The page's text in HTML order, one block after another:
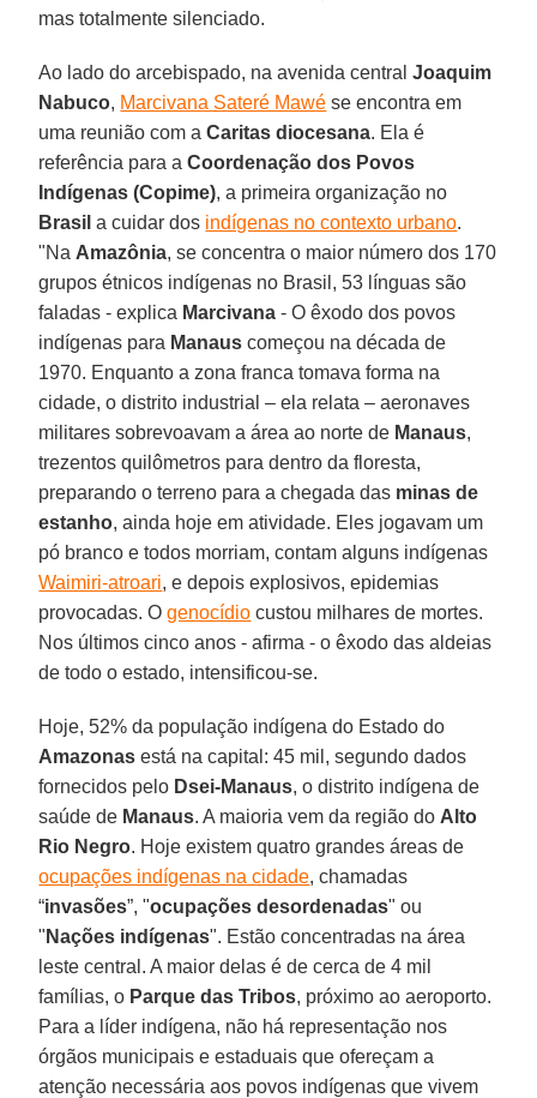
mas totalmente silenciado.
Ao lado do arcebispado, na avenida centralJoaquim
Nabuco, Marcivana Sateré Mawé se encontra em
uma reunião com aCaritas diocesana. Ela é
referência para aCoordenação dos Povos
Indígenas (Copime), a primeira organização no
Brasil a cuidar dos indígenas no contexto urbano.
"Na Amazônia, se concentra o maior número dos 170
grupos étnicos indígenas no Brasil, 53 línguas são
faladas - explica Marcivana - O êxodo dos povos
indígenas para Manaus começou na década de
1970. Enquanto a zona franca tomava forma na
cidade, o distrito industrial – ela relata – aeronaves
militares sobrevoavam a área ao norte de Manaus,
trezentos quilômetros para dentro da floresta,
preparando o terreno para a chegada das minas de
estanho, ainda hoje em atividade. Eles jogavam um
pó branco e todos morriam, contam alguns indígenas
Waimiri-atroari, e depois explosivos, epidemias
provocadas. Ogenocídio custou milhares de mortes.
Nos últimos cinco anos - afirma - o êxodo das aldeias
de todo o estado, intensificou-se.
Hoje, 52% da população indígena do Estado do
Amazonas está na capital: 45 mil, segundo dados
fornecidos pelo Dsei-Manaus, o distrito indígena de
saúde de Manaus. A maioria vem da região do Alto
Rio Negro. Hoje existem quatro grandes áreas de
ocupações indígenas na cidade, chamadas
“invasões”, "ocupações desordenadas" ou
" Nações indígenas". Estão concentradas na área
leste central. A maior delas é de cerca de 4 mil
famílias, o Parque das Tribos, próximo ao aeroporto.
Para a líder indígena, não há representação nos
órgãos municipais e estaduais que ofereçam a
atenção necessária aos povos indígenas que vivem